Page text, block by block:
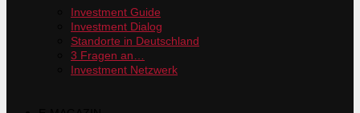
Investment Guide
Investment Dialog
Standorte in Deutschland
3 Fragen an…
Investment Netzwerk